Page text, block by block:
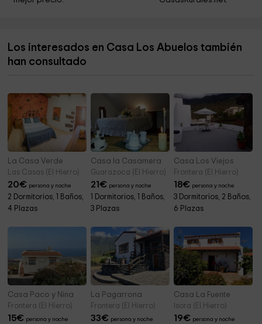
Ventejís
Los interesados en Casa Los Abuelos también
han consultado
La Casa Verde
Las Casas (El Hierro)
20€ persona y noche
2 Dormitorios, 1 Baños,
4 Plazas
Casa la Casamera
Guarazoca (El Hierro)
21€ persona y noche
1 Dormitorios, 1 Baños,
3 Plazas
Casa Los Viejos
Frontera (El Hierro)
18€ persona y noche
3 Dormitorios, 2 Baños,
6 Plazas
Casa Paco y Nina
Frontera (El Hierro)
15€ persona y noche
La Pagarrona
Frontera (El Hierro)
33€ persona y noche
Casa La Fuente
Isora (El Hierro)
19€ persona y noche